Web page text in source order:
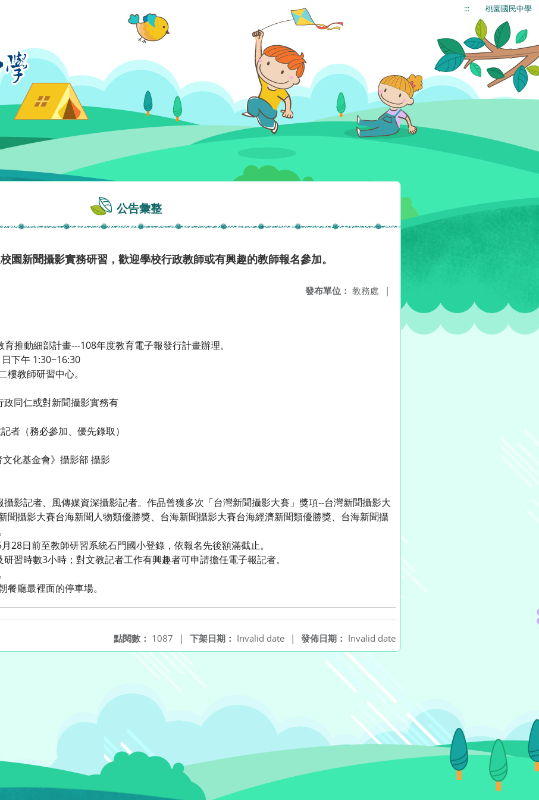
::: 桃園國民中學
公告彙整
園新聞攝影實務研習，歡迎學校行政教師或有興趣的教師報名參加。
發布單位： 教務處 |
推動細部計畫---108年度教育電子報發行計畫辦理。
下午 1:30~16:30
教師研習中心。
同仁或對新聞攝影實務有
者（務必參加、優先錄取）
化基金會》攝影部 攝影
影記者、風傳媒資深攝影記者。作品曾獲多次「台灣新聞攝影大賽」獎項--台灣新聞攝影大
聞攝影大賽台海新聞人物類優勝獎、台海新聞攝影大賽台海經濟新聞類優勝獎、台海新聞攝
28日前至教師研習系統石門國小登錄，依報名先後額滿截止。
習時數3小時；對文教記者工作有興趣者可申請擔任電子報記者。
廳最裡面的停車場。
發佈日期： Invalid date
下架日期： Invalid date |
點閱數： 1087 |